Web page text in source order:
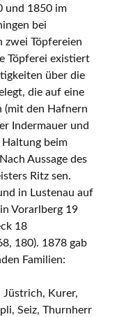
und 1850 im
bei
Töpfereien
Töpferei existiert
über die
die auf eine
(mit den Hafnern
Indermauer und
Haltung beim
Aussage des
Ritz sen.
in Lustenau auf
Vorarlberg 19
18
180). 1878 gab
Familien:
Jüstrich, Kurer,
Seiz, Thurnherr